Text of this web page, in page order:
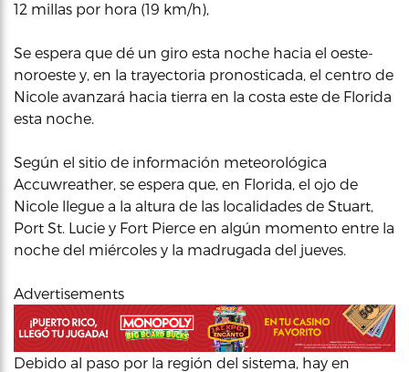
12 millas por hora (19 km/h),
Se espera que dé un giro esta noche hacia el oeste-
noroeste y, en la trayectoria pronosticada, el centro de
Nicole avanzará hacia tierra en la costa este de Florida
esta noche.
Según el sitio de información meteorológica
Accuwreather, se espera que, en Florida, el ojo de
Nicole llegue a la altura de las localidades de Stuart,
Port St. Lucie y Fort Pierce en algún momento entre la
noche del miércoles y la madrugada del jueves.
Advertisements
Debido al paso por la región del sistema, hay en